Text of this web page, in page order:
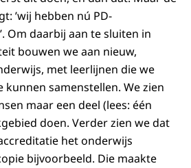
’wij hebben nú PD-
Om daarbij aan te sluiten in
bouwen we aan nieuw,
met leerlijnen die we
samenstellen. We zien
maar een deel (lees: één
doen. Verder zien we dat
het onderwijs
bijvoorbeeld. Die maakte